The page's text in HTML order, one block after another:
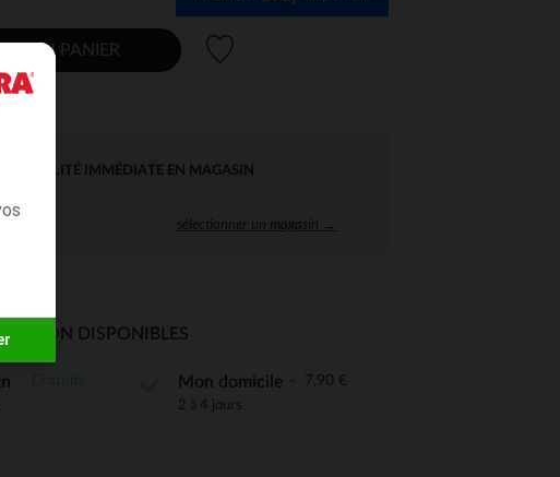
vos Options
AU PANIER
IMMÉDIATE EN MAGASIN
sélectionner un magasin →
DISPONIBLES
Mon domicile 7,90 €
2 à 4 jours